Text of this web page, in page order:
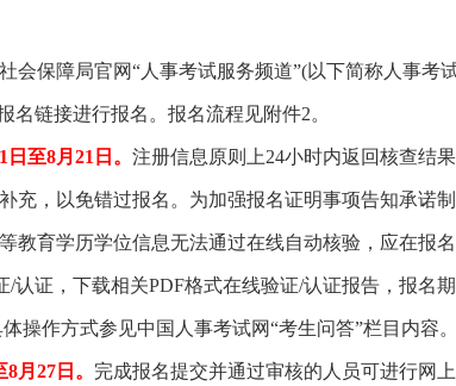
会保障局官网“人事考试服务频道”(以下简称人事考
名链接进行报名。报名流程见附件2。
日至8月21日。 注册信息原则上24小时内返回核查结
充，以免错过报名。为加强报名证明事项告知承诺
教育学历学位信息无法通过在线自动核验，应在报
认证，下载相关PDF格式在线验证/认证报告，报名
操作方式参见中国人事考试网“考生问答”栏目内容。
月27日。 完成报名提交并通过审核的人员可进行网